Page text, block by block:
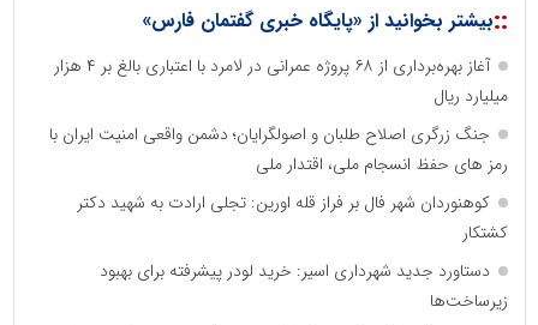
::بیشتر بخوانید از «پایگاه خبری گفتمان فارس»
آغاز بهره‌برداری از ۶۸ پروژه عمرانی در لامرد با اعتباری بالغ بر ۴ هزار
میلیارد ریال
جنگ زرگری اصلاح طلبان و اصولگرایان؛ دشمن واقعی امنیت ایران با
رمز های حفظ انسجام ملی، اقتدار ملی
کوهنوردان شهر فال بر فراز قله اورین: تجلی ارادت به شهید دکتر
کشتکار
دستاورد جدید شهرداری اسیر: خرید لودر پیشرفته برای بهبود
زیرساخت‌ها